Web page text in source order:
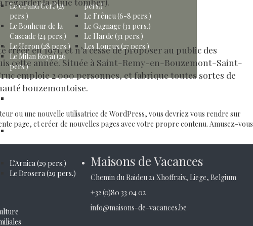
Le Grand Cerf (25
pers.)
Le Bonheur de la
Cascade (24 pers.)
Le Heron (28 pers.)
Le Milan Royal (26
pers.)
pers.)
Le Frêneu (6-8 pers.)
Le Gagnage (31 pers.)
Le Harde (31 pers.)
Les Loneux (27 pers.)
Le Loup Gris (35 pers.)
L’Arnica (29 pers.)
Le Drosera (29 pers.)
créée en 1971, et n’a cessé de proposer au public des
cette année. Située à Saint-Remy-en-Bouzemont-Saint-
emploie 2 000 personnes, et fabrique toutes sortes de
bouzemontoise.
ou une nouvelle utilisatrice de WordPress, vous devriez vous rendre sur
page, et créer de nouvelles pages avec votre propre contenu. Amusez-vous
Maisons de Vacances
Chemin du Raideu 21 Xhoffraix, Liege, Belgium
+32 (0)80 33 04 02
info@maisons-de-vacances.be